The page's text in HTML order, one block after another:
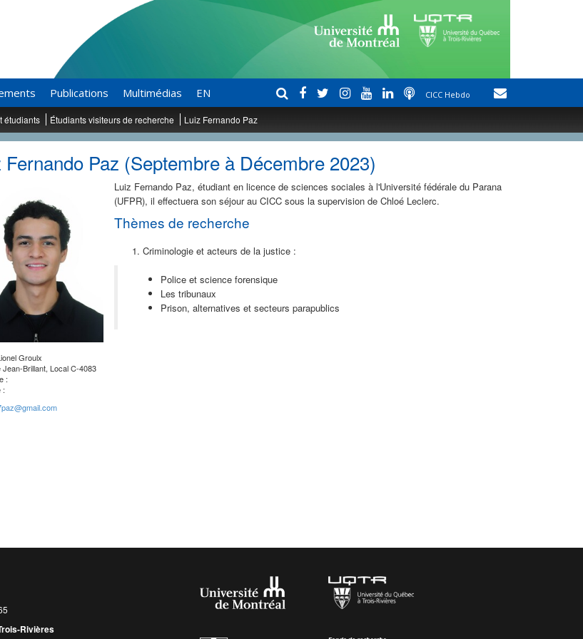
Publications Multimédias EN CICC Hebdo
étudiants Étudiants visiteurs de recherche Luiz Fernando Paz
Fernando Paz (Septembre à Décembre 2023)
Groulx
Jean-Brillant, Local C-4083
:
:
Luiz Fernando Paz, étudiant en licence de sciences sociales à l'Université fédérale du Parana
(UFPR), il effectuera son séjour au CICC sous la supervision de Chloé Leclerc.
Thèmes de recherche
Criminologie et acteurs de la justice :
Police et science forensique
Les tribunaux
Prison, alternatives et secteurs parapublics
Rivières